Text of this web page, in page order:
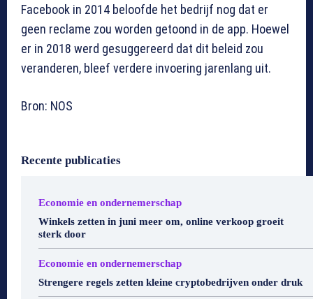
Facebook in 2014 beloofde het bedrijf nog dat er
geen reclame zou worden getoond in de app. Hoewel
er in 2018 werd gesuggereerd dat dit beleid zou
veranderen, bleef verdere invoering jarenlang uit.
Bron: NOS
Recente publicaties
Economie en ondernemerschap
Winkels zetten in juni meer om, online verkoop groeit
sterk door
Economie en ondernemerschap
Strengere regels zetten kleine cryptobedrijven onder druk